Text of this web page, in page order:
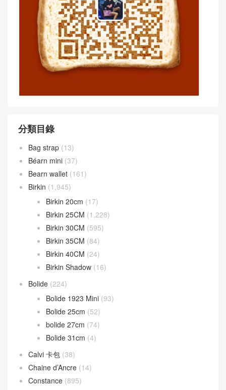
分類目錄
Bag strap (13)
Béarn mini (37)
Bearn wallet (161)
Birkin (1,945)
Birkin 20cm (17)
Birkin 25CM (1,228)
Birkin 30CM (595)
Birkin 35CM (84)
Birkin 40CM (24)
Birkin Shadow (16)
Bolide (224)
Bolide 1923 Mini (93)
Bolide 25cm (52)
bolide 27cm (74)
Bolide 31cm (4)
Calvi 卡包 (38)
Chaine d’Ancre (14)
Constance (895)